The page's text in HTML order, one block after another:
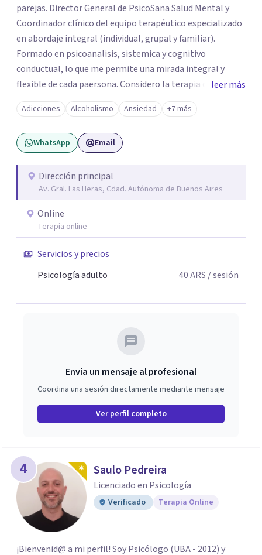
parejas. Director General de PsicoSana Salud Mental y
Coordinador clínico del equipo terapéutico especializado
en abordaje integral (individual, grupal y familiar).
Formado en psicoanalisis, sistemica y cognitivo
conductual, lo que me permite una mirada integral y
flexible de cada paersona. Considero la terapia como un
espacio de escucha, construcción y transformación,
adpatando el contexto de cada persona para ayudarla de
la mejor manera posible.
leer más
Adicciones Alcoholismo Ansiedad +7 más
WhatsApp Email
Dirección principal
Av. Gral. Las Heras, Cdad. Autónoma de Buenos Aires
Online
Terapia online
Servicios y precios
Psicología adulto
40ARS / sesión
Envía un mensaje al profesional
Coordina una sesión directamente mediante mensaje
Ver perfil completo
4 Saulo Pedreira
Licenciado en Psicología
Verificado Terapia Online
¡Bienvenid@ a mi perfil! Soy Psicólogo (UBA - 2012) y